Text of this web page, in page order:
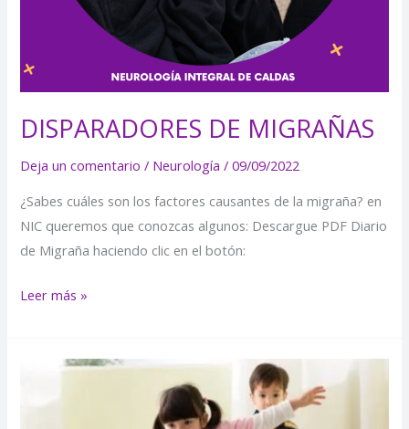
DISPARADORES DE MIGRAÑAS
Deja un comentario / Neurología /09/09/2022
¿Sabes cuáles son los factores causantes de la migraña? en
NIC queremos que conozcas algunos: Descargue PDF Diario
de Migraña haciendo clic en el botón:
Leer más »
EJERCICIOS